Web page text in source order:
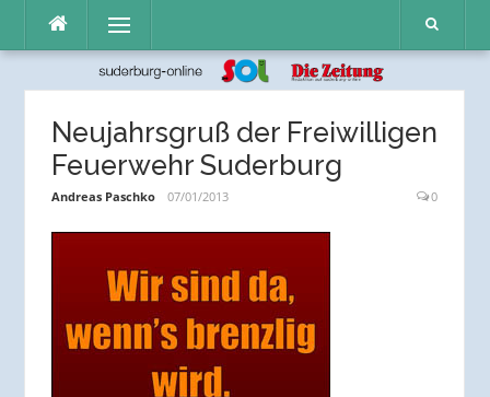
Inhalt
Menü
Neujahrsgruß der Freiwilligen
Feuerwehr Suderburg
Andreas Paschko 07/01/2013 0